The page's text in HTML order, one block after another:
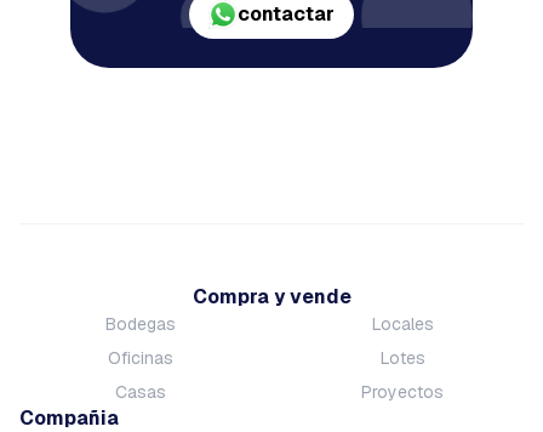
contactar
Compra y vende
Bodegas
Locales
Oficinas
Lotes
Casas
Proyectos
Compañia